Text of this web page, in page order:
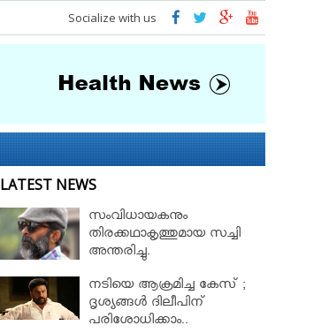
Socialize with us
LATEST NEWS
സംവിധായകനും
തിരക്കഥാകൃത്തുമായ സച്ചി
അന്തരിച്ചു.
നടിയെ ആക്രമിച്ച കേസ് ;
ദൃശ്യങ്ങള്‍ ദിലീപിന്
പരിശോധിക്കാം..